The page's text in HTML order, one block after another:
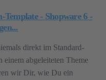
Template - Shopware 6 -
direkt im Standard-
einem abgeleiteten Theme
wir Dir, wie Du ein